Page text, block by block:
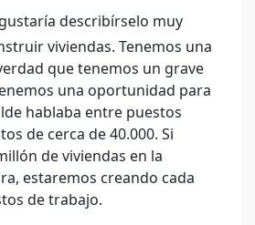
describírselo muy
viviendas. Tenemos una
que tenemos un grave
una oportunidad para
hablaba entre puestos
de cerca de 40.000. Si
de viviendas en la
estaremos creando cada
de trabajo.